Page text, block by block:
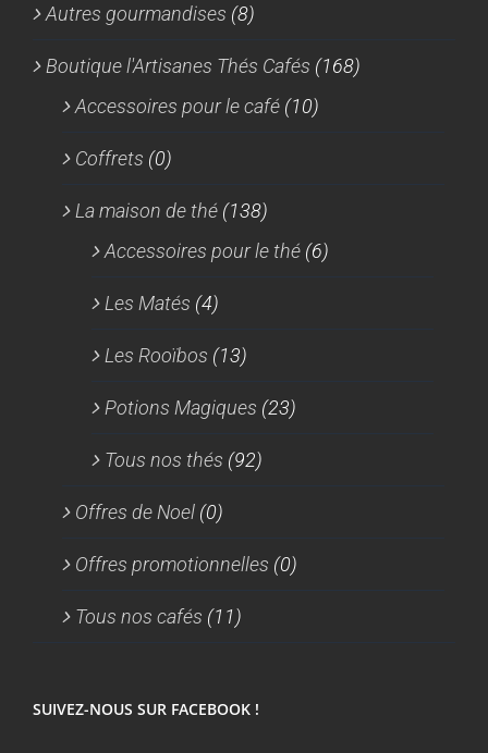
Autres gourmandises (8)
Boutique l'Artisanes Thés Cafés (168)
Accessoires pour le café (10)
Coffrets (0)
La maison de thé (138)
Accessoires pour le thé (6)
Les Matés (4)
Les Rooïbos (13)
Potions Magiques (23)
Tous nos thés (92)
Offres de Noel (0)
Offres promotionnelles (0)
Tous nos cafés (11)
SUIVEZ-NOUS SUR FACEBOOK !